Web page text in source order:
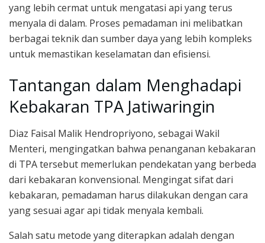
yang lebih cermat untuk mengatasi api yang terus
menyala di dalam. Proses pemadaman ini melibatkan
berbagai teknik dan sumber daya yang lebih kompleks
untuk memastikan keselamatan dan efisiensi.
Tantangan dalam Menghadapi
Kebakaran TPA Jatiwaringin
Diaz Faisal Malik Hendropriyono, sebagai Wakil
Menteri, mengingatkan bahwa penanganan kebakaran
di TPA tersebut memerlukan pendekatan yang berbeda
dari kebakaran konvensional. Mengingat sifat dari
kebakaran, pemadaman harus dilakukan dengan cara
yang sesuai agar api tidak menyala kembali.
Salah satu metode yang diterapkan adalah dengan